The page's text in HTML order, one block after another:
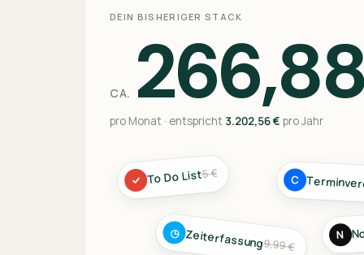
DEIN BISHERIGER STACK
CA.
pro Monat · entspricht 3.202,56 € pro Jahr
✓ To Do List5 € C
◷ Zeiterfassung9,99 €
N